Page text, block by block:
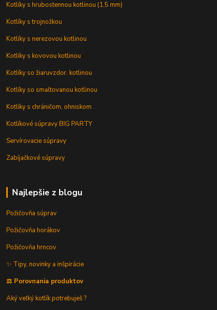
Kotlíky s hrubostennou kotlinou (1,5 mm)
Kotlíky s trojnožkou
Kotlíky s nerezovou kotlinou
Kotlíky s kovovou kotlinou
Kotlíky so žiaruvzdor. kotlinou
Kotlíky so smaltovanou kotlinou
Kotlíky s chráničom, ohniskom
Kotlíkové súpravy BIG PARTY
Servírovacie súpravy
Zabíjačkové súpravy
Najlepšie z blogu
Požičovňa súprav
Požičovňa horákov
Požičovňa hrncov
✨ Tipy, novinky a inšpirácie
⚖️ Porovnania produktov
Aký veľký kotlík potrebuješ ?